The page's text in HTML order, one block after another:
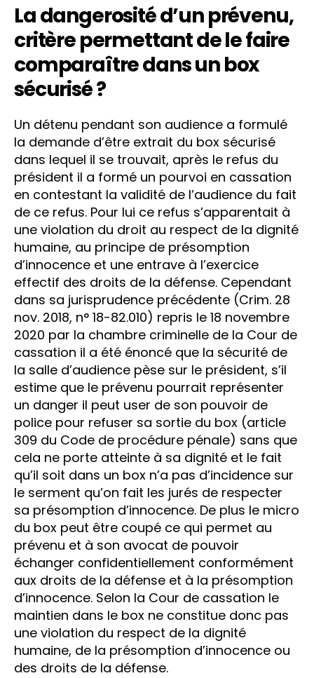
La dangerosité d’un prévenu,
critère permettant de le faire
comparaître dans un box
sécurisé ?
Un détenu pendant son audience a formulé
la demande d’être extrait du box sécurisé
dans lequel il se trouvait, après le refus du
président il a formé un pourvoi en cassation
en contestant la validité de l’audience du fait
de ce refus. Pour lui ce refus s’apparentait à
une violation du droit au respect de la dignité
humaine, au principe de présomption
d’innocence et une entrave à l’exercice
effectif des droits de la défense. Cependant
dans sa jurisprudence précédente (Crim. 28
nov. 2018, n° 18-82.010) repris le 18 novembre
2020 par la chambre criminelle de la Cour de
cassation il a été énoncé que la sécurité de
la salle d’audience pèse sur le président, s’il
estime que le prévenu pourrait représenter
un danger il peut user de son pouvoir de
police pour refuser sa sortie du box (article
309 du Code de procédure pénale) sans que
cela ne porte atteinte à sa dignité et le fait
qu’il soit dans un box n’a pas d’incidence sur
le serment qu’on fait les jurés de respecter
sa présomption d’innocence. De plus le micro
du box peut être coupé ce qui permet au
prévenu et à son avocat de pouvoir
échanger confidentiellement conformément
aux droits de la défense et à la présomption
d’innocence. Selon la Cour de cassation le
maintien dans le box ne constitue donc pas
une violation du respect de la dignité
humaine, de la présomption d’innocence ou
des droits de la défense.